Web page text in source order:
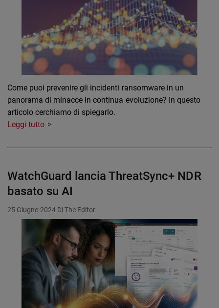
Come puoi prevenire gli incidenti ransomware in un
panorama di minacce in continua evoluzione? In questo
articolo cerchiamo di spiegarlo.
Leggi tutto
WatchGuard lancia ThreatSync+ NDR
basato su AI
25 Giugno 2024 Di The Editor